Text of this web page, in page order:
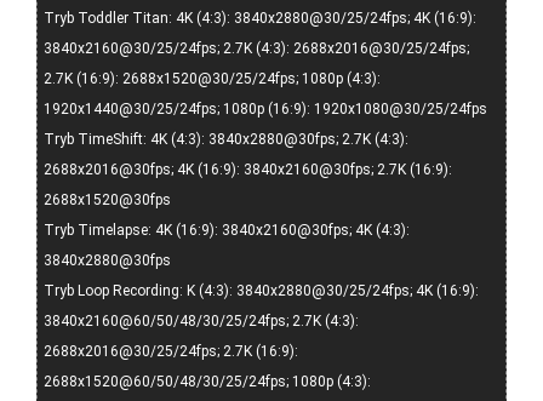
Tryb Toddler Titan: 4K (4:3): 3840x2880@30/25/24fps; 4K (16:9):
3840x2160@30/25/24fps; 2.7K (4:3): 2688x2016@30/25/24fps;
2.7K (16:9): 2688x1520@30/25/24fps; 1080p (4:3):
1920x1440@30/25/24fps; 1080p (16:9): 1920x1080@30/25/24fps
Tryb TimeShift: 4K (4:3): 3840x2880@30fps; 2.7K (4:3):
2688x2016@30fps; 4K (16:9): 3840x2160@30fps; 2.7K (16:9):
2688x1520@30fps
Tryb Timelapse: 4K (16:9): 3840x2160@30fps; 4K (4:3):
3840x2880@30fps
Tryb Loop Recording: K (4:3): 3840x2880@30/25/24fps; 4K (16:9):
3840x2160@60/50/48/30/25/24fps; 2.7K (4:3):
2688x2016@30/25/24fps; 2.7K (16:9):
2688x1520@60/50/48/30/25/24fps; 1080p (4:3):